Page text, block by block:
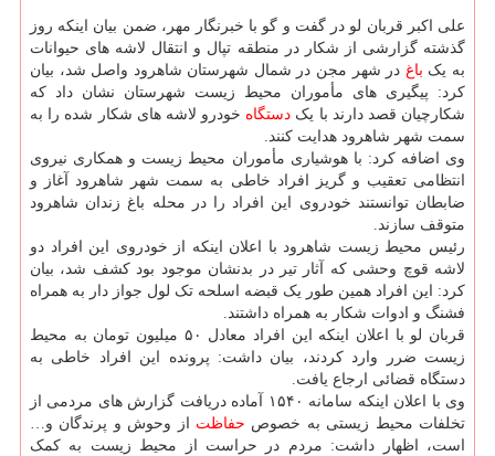
علی اکبر قربان لو در گفت و گو با خبرنگار مهر، ضمن بیان اینکه روز
گذشته گزارشی از شکار در منطقه تپال و انتقال لاشه های حیوانات
به یک باغ در شهر مجن در شمال شهرستان شاهرود واصل شد، بیان
کرد: پیگیری های مأموران محیط زیست شهرستان نشان داد که
شکارچیان قصد دارند با یک دستگاه خودرو لاشه های شکار شده را به
سمت شهر شاهرود هدایت کنند.
وی اضافه کرد: با هوشیاری مأموران محیط زیست و همکاری نیروی
انتظامی تعقیب و گریز افراد خاطی به سمت شهر شاهرود آغاز و
ضابطان توانستند خودروی این افراد را در محله باغ زندان شاهرود
متوقف سازند.
رئیس محیط زیست شاهرود با اعلان اینکه از خودروی این افراد دو
لاشه قوچ وحشی که آثار تیر در بدنشان موجود بود کشف شد، بیان
کرد: این افراد همین طور یک قبضه اسلحه تک لول جواز دار به همراه
فشنگ و ادوات شکار به همراه داشتند.
قربان لو با اعلان اینکه این افراد معادل ۵۰ میلیون تومان به محیط
زیست ضرر وارد کردند، بیان داشت: پرونده این افراد خاطی به
دستگاه قضائی ارجاع یافت.
وی با اعلان اینکه سامانه ۱۵۴۰ آماده دریافت گزارش های مردمی از
تخلفات محیط زیستی به خصوص حفاظت از وحوش و پرندگان و…
است، اظهار داشت: مردم در حراست از محیط زیست به کمک